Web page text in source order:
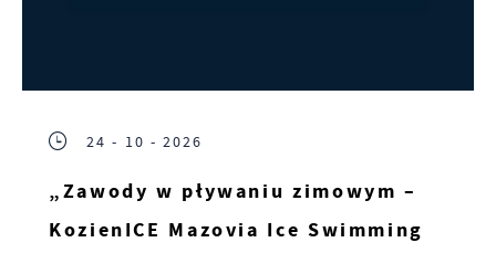
24 - 10 - 2026
„Zawody w pływaniu zimowym –
KozienICE Mazovia Ice Swimming